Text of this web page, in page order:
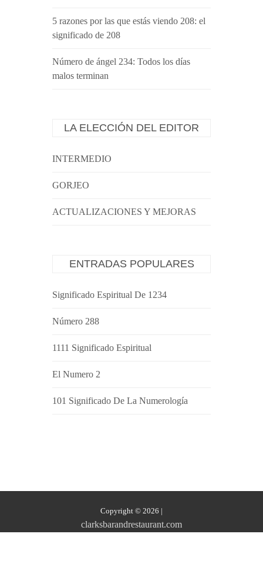
5 razones por las que estás viendo 208: el
significado de 208
Número de ángel 234: Todos los días
malos terminan
LA ELECCIÓN DEL EDITOR
INTERMEDIO
GORJEO
ACTUALIZACIONES Y MEJORAS
ENTRADAS POPULARES
Significado Espiritual De 1234
Número 288
1111 Significado Espiritual
El Numero 2
101 Significado De La Numerología
Copyright © 2026 |
clarksbarandrestaurant.com